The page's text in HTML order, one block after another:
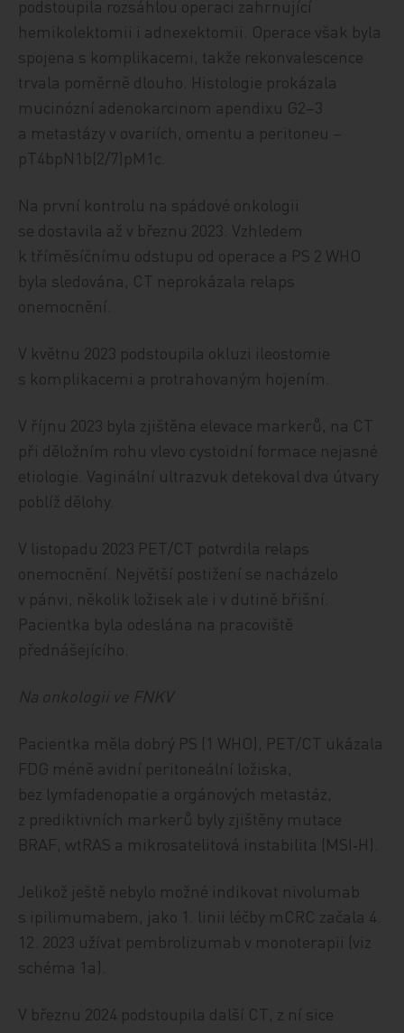
podstoupila rozsáhlou operaci zahrnující
hemikolektomii i adnexektomii. Operace však byla
spojena s komplikacemi, takže rekonvalescence
trvala poměrně dlouho. Histologie prokázala
mucinózní adenokarcinom apendixu G2–3
a metastázy v ovariích, omentu a peritoneu –
pT4bpN1b(2/7)pM1c.
Na první kontrolu na spádové onkologii
se dostavila až v březnu 2023. Vzhledem
k tříměsíčnímu odstupu od operace a PS 2 WHO
byla sledována, CT neprokázala relaps
onemocnění.
V květnu 2023 podstoupila okluzi ileostomie
s komplikacemi a protrahovaným hojením.
V říjnu 2023 byla zjištěna elevace markerů, na CT
při děložním rohu vlevo cystoidní formace nejasné
etiologie. Vaginální ultrazvuk detekoval dva útvary
poblíž dělohy.
V listopadu 2023 PET/CT potvrdila relaps
onemocnění. Největší postižení se nacházelo
v pánvi, několik ložisek ale i v dutině břišní.
Pacientka byla odeslána na pracoviště
přednášejícího.
Na onkologii ve FNKV
Pacientka měla dobrý PS (1 WHO), PET/CT ukázala
FDG méně avidní peritoneální ložiska,
bez lymfadenopatie a orgánových metastáz,
z prediktivních markerů byly zjištěny mutace
BRAF, wtRAS a mikrosatelitová instabilita (MSI‑H).
Jelikož ještě nebylo možné indikovat nivolumab
s ipilimumabem, jako 1. linii léčby mCRC začala 4.
12. 2023 užívat pembrolizumab v monoterapii (viz
schéma 1a).
V březnu 2024 podstoupila další CT, z ní sice